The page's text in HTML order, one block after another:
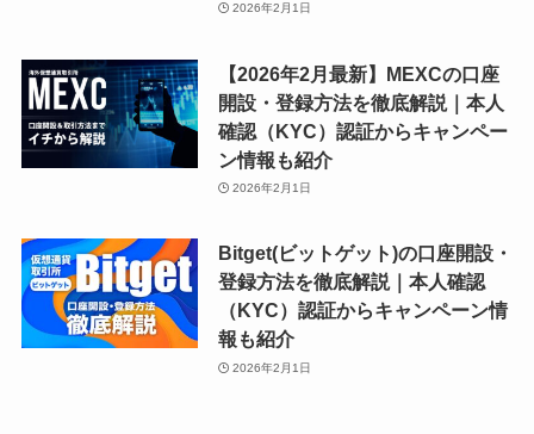
2026年2月1日
【2026年2月最新】MEXCの口座
開設・登録方法を徹底解説｜本人
確認（KYC）認証からキャンペー
ン情報も紹介
2026年2月1日
Bitget(ビットゲット)の口座開設・
登録方法を徹底解説｜本人確認
（KYC）認証からキャンペーン情
報も紹介
2026年2月1日